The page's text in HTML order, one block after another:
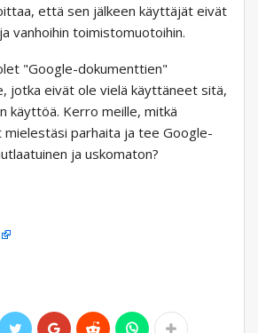
että sen jälkeen käyttäjät eivät
vanhoihin toimistomuotoihin.
"Google-dokumenttien"
jotka eivät ole vielä käyttäneet sitä,
käyttöä. Kerro meille, mitkä
parhaita ja tee Google-
ja uskomaton?